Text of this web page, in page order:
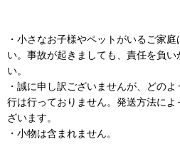
・小さなお子様やペットがいるご家
い。事故が起きましても、責任を負
い。
・誠に申し訳ございませんが、どの
行は行っておりません。発送方法に
ざいます。
・小物は含まれません。